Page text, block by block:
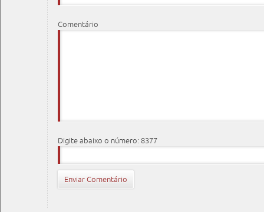
Comentário
Digite abaixo o número: 8377